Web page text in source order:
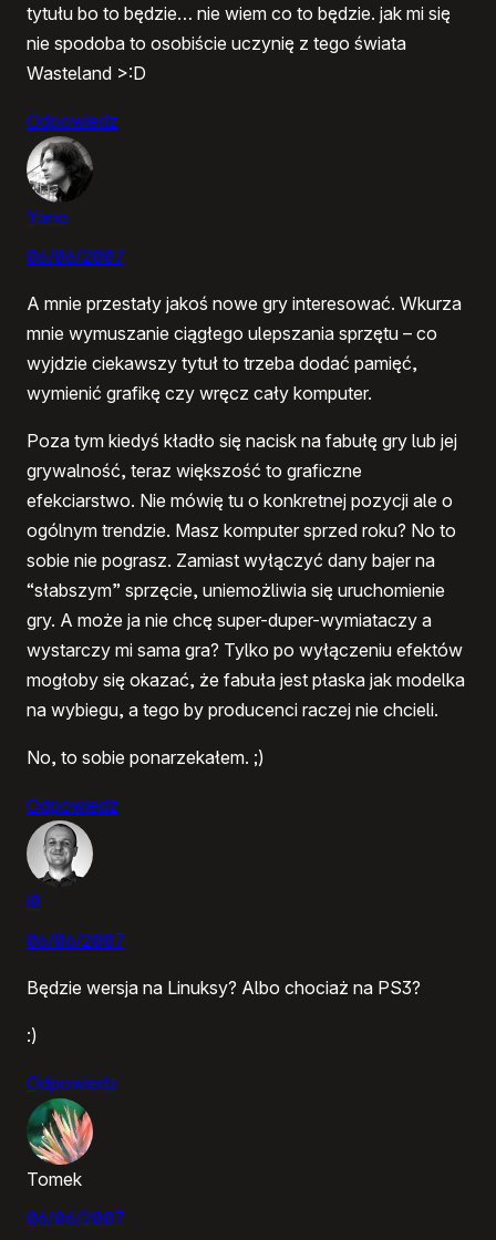
tytułu bo to będzie… nie wiem co to będzie. jak mi się
nie spodoba to osobiście uczynię z tego świata
Wasteland >:D
Odpowiedz
Yano
06/06/2007
A mnie przestały jakoś nowe gry interesować. Wkurza
mnie wymuszanie ciągłego ulepszania sprzętu – co
wyjdzie ciekawszy tytuł to trzeba dodać pamięć,
wymienić grafikę czy wręcz cały komputer.
Poza tym kiedyś kładło się nacisk na fabułę gry lub jej
grywalność, teraz większość to graficzne
efekciarstwo. Nie mówię tu o konkretnej pozycji ale o
ogólnym trendzie. Masz komputer sprzed roku? No to
sobie nie pograsz. Zamiast wyłączyć dany bajer na
“słabszym” sprzęcie, uniemożliwia się uruchomienie
gry. A może ja nie chcę super-duper-wymiataczy a
wystarczy mi sama gra? Tylko po wyłączeniu efektów
mogłoby się okazać, że fabuła jest płaska jak modelka
na wybiegu, a tego by producenci raczej nie chcieli.
No, to sobie ponarzekałem. ;)
Odpowiedz
i0
06/06/2007
Będzie wersja na Linuksy? Albo chociaż na PS3?
:)
Odpowiedz
Tomek
06/06/2007